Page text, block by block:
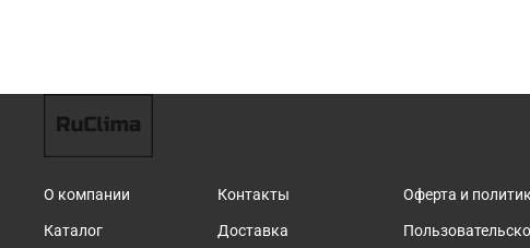
О компании
Каталог
Контакты
Доставка
Оферта и